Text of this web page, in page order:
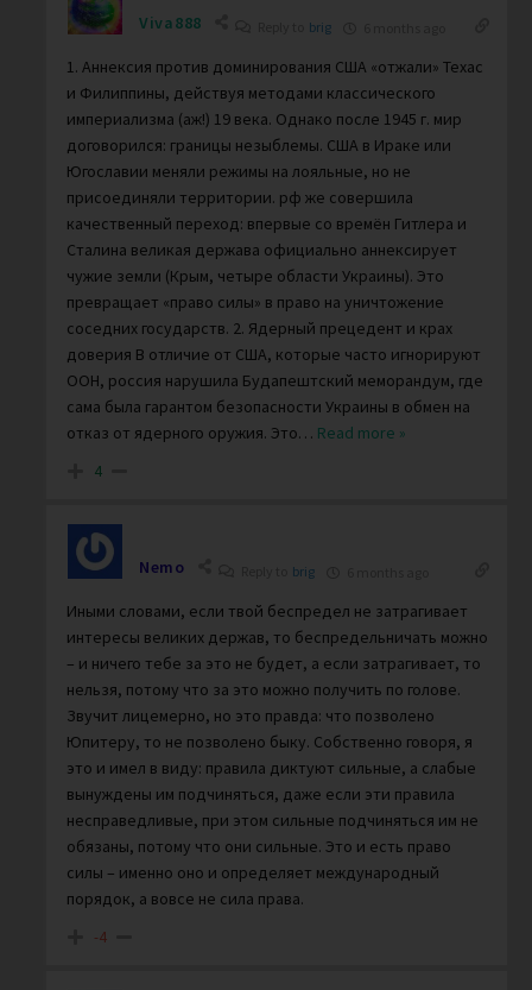
Viva888 brig
1. Аннексия против доминирования США «отжали» Техас
и Филиппины, действуя методами классического
империализма (аж!) 19 века. Однако после 1945 г. мир
договорился: границы незыблемы. США в Ираке или
Югославии меняли режимы на лояльные, но не
присоединяли территории. рф же совершила
качественный переход: впервые со времён Гитлера и
Сталина великая держава официально аннексирует
чужие земли (Крым, четыре области Украины). Это
превращает «право силы» в право на уничтожение
соседних государств. 2. Ядерный прецедент и крах
доверия В отличие от США, которые часто игнорируют
ООН, россия нарушила Будапештский меморандум, где
сама была гарантом безопасности Украины в обмен на
отказ от ядерного оружия. Это… Read more »
4
Nemo brig
Иными словами, если твой беспредел не затрагивает
интересы великих держав, то беспредельничать можно
– и ничего тебе за это не будет, а если затрагивает, то
нельзя, потому что за это можно получить по голове.
Звучит лицемерно, но это правда: что позволено
Юпитеру, то не позволено быку. Собственно говоря, я
это и имел в виду: правила диктуют сильные, а слабые
вынуждены им подчиняться, даже если эти правила
несправедливые, при этом сильные подчиняться им не
обязаны, потому что они сильные. Это и есть право
силы – именно оно и определяет международный
порядок, а вовсе не сила права.
-4